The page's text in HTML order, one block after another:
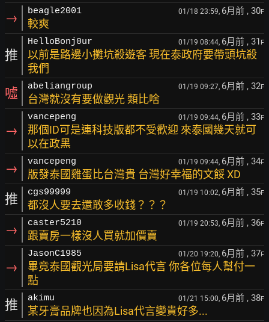
→ beagle2001 01/18 23:59, 6月前 , 30F
較爽
推
HelloBonj0ur 01/19 08:44, 6月前 , 31 F
以前是路邊小攤坑殺遊客 現在泰政府要帶頭坑殺
我們
噓 abeliangroup 01/19 09:27, 6月前 , 32F
台灣就沒有要做觀光 類比啥
→
vancepeng 01/19 09:44, 6月前 , 33F
那個ID可是連科技版都不受歡迎 來泰國幾天就可
以在政黑
→ vancepeng 01/19 09:44, 6月前 , 34F
版發泰國雞蛋比台灣貴 台灣好幸福的文餒 XD
推 cgs99999 01/19 10:02, 6月前 , 35F
都沒人要去還敢多收錢？？？
→ caster5210 01/19 20:53, 6月前 , 36F
跟賣房一樣沒人買就加價賣
→
JasonC1985 01/20 19:20, 6月前 , 37F
畢竟泰國觀光局要請Lisa代言 你各位每人幫付一
點
推 akimu 01/21 15:00, 6月前 , 38F
某牙膏品牌也因為Lisa代言變貴好多...